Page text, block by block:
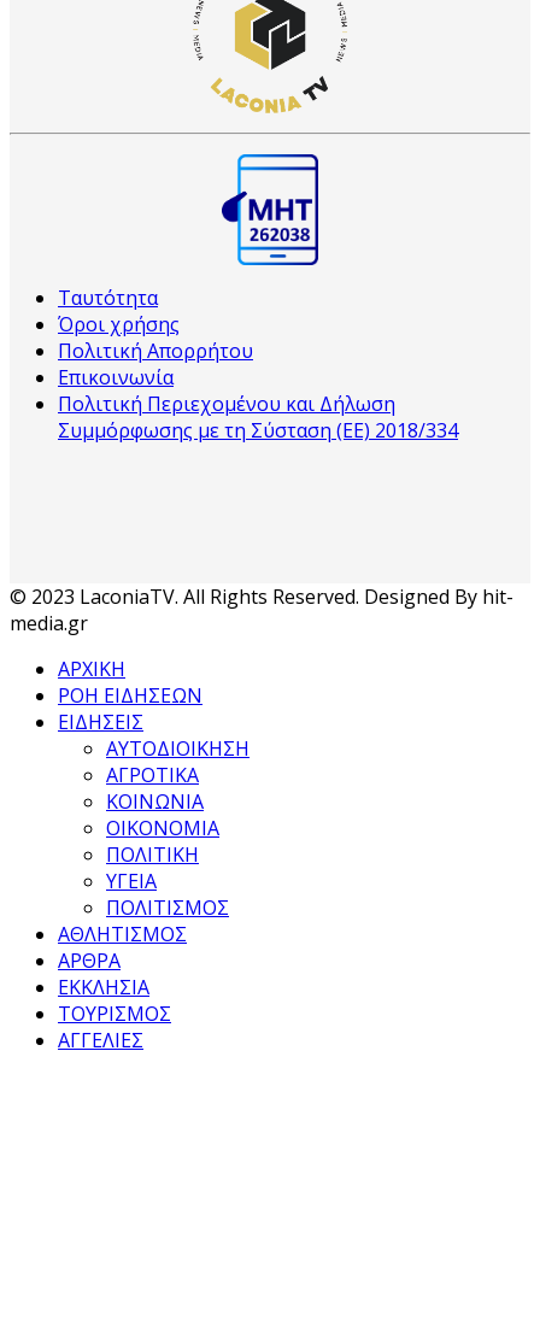
Ταυτότητα
Όροι χρήσης
Πολιτική Απορρήτου
Επικοινωνία
Πολιτική Περιεχομένου και Δήλωση
Συμμόρφωσης με τη Σύσταση (ΕΕ) 2018/334
© 2023 LaconiaTV. All Rights Reserved. Designed By hit-
media.gr
ΑΡΧΙΚΗ
ΡΟΗ ΕΙΔΗΣΕΩΝ
ΕΙΔΗΣΕΙΣ
ΑΥΤΟΔΙΟΙΚΗΣΗ
ΑΓΡΟΤΙΚΑ
ΚΟΙΝΩΝΙΑ
ΟΙΚΟΝΟΜΙΑ
ΠΟΛΙΤΙΚΗ
ΥΓΕΙΑ
ΠΟΛΙΤΙΣΜΟΣ
ΑΘΛΗΤΙΣΜΟΣ
ΑΡΘΡΑ
ΕΚΚΛΗΣΙΑ
ΤΟΥΡΙΣΜΟΣ
ΑΓΓΕΛΙΕΣ